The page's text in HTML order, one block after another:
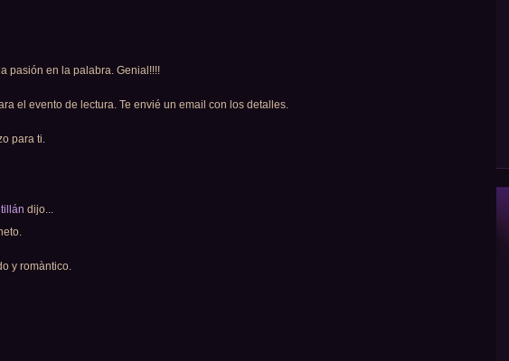
pasión en la palabra. Genial!!!!
el evento de lectura. Te envié un email con los detalles.
para ti.
dijo...
y romàntico.